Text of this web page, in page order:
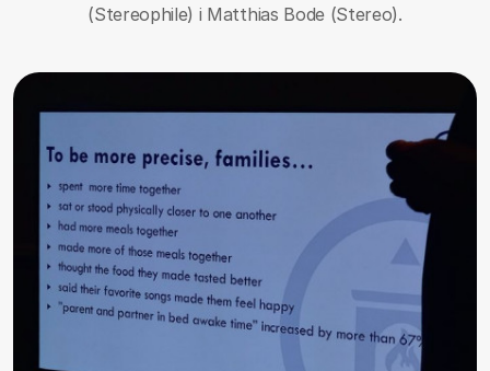
(Stereophile) i Matthias Bode (Stereo).